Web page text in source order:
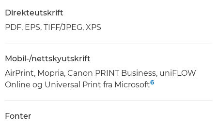
Direkteutskrift
PDF, EPS, TIFF/JPEG, XPS
Mobil-/nettskyutskrift
AirPrint, Mopria, Canon PRINT Business, uniFLOW
Online og Universal Print fra Microsoft6
Fonter